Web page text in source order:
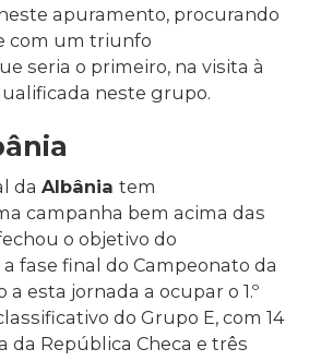
apuramento, procurando
com um triunfo
seria o primeiro, na visita à
neste grupo.
da Albânia tem
campanha bem acima das
o objetivo do
fase final do Campeonato da
esta jornada a ocupar o 1.º
do Grupo E, com 14
da República Checa e três